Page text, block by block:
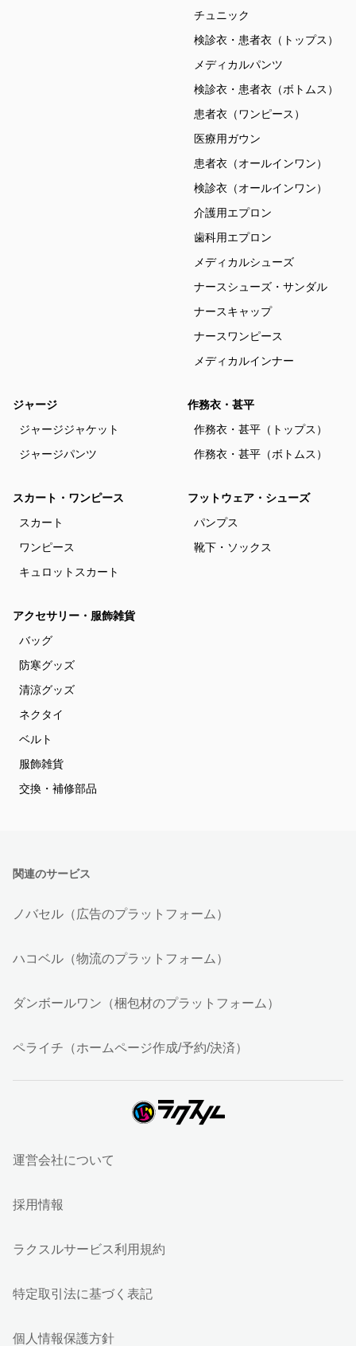
チュニック
検診衣・患者衣（トップス）
メディカルパンツ
検診衣・患者衣（ボトムス）
患者衣（ワンピース）
医療用ガウン
患者衣（オールインワン）
検診衣（オールインワン）
介護用エプロン
歯科用エプロン
メディカルシューズ
ナースシューズ・サンダル
ナースキャップ
ナースワンピース
メディカルインナー
ジャージ
ジャージジャケット
ジャージパンツ
作務衣・甚平
作務衣・甚平（トップス）
作務衣・甚平（ボトムス）
スカート・ワンピース
スカート
ワンピース
キュロットスカート
フットウェア・シューズ
パンプス
靴下・ソックス
アクセサリー・服飾雑貨
バッグ
防寒グッズ
清涼グッズ
ネクタイ
ベルト
服飾雑貨
交換・補修部品
関連のサービス
ノバセル（広告のプラットフォーム）
ハコベル（物流のプラットフォーム）
ダンボールワン（梱包材のプラットフォーム）
ペライチ（ホームページ作成/予約/決済）
運営会社について
採用情報
ラクスルサービス利用規約
特定取引法に基づく表記
個人情報保護方針